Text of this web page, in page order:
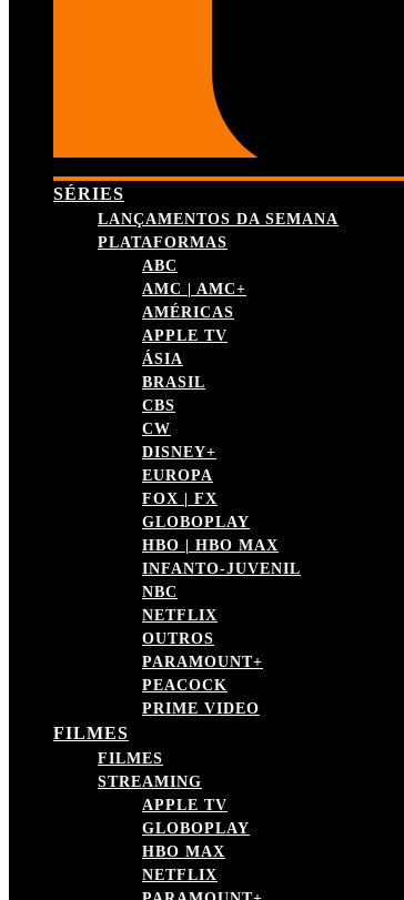
SÉRIES
LANÇAMENTOS DA SEMANA
PLATAFORMAS
ABC
AMC | AMC+
AMÉRICAS
APPLE TV
ÁSIA
BRASIL
CBS
CW
DISNEY+
EUROPA
FOX | FX
GLOBOPLAY
HBO | HBO MAX
INFANTO-JUVENIL
NBC
NETFLIX
OUTROS
PARAMOUNT+
PEACOCK
PRIME VIDEO
FILMES
FILMES
STREAMING
APPLE TV
GLOBOPLAY
HBO MAX
NETFLIX